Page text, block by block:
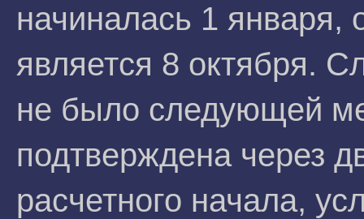
начиналась 1 января,
является 8 октября.
не было следующей
подтверждена через
расчетного начала,